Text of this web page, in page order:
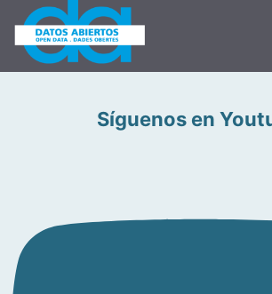
Síguenos en